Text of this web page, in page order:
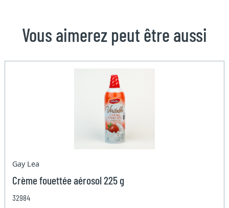
Vous aimerez peut être aussi
Gay Lea
Crème fouettée aérosol 225 g
32984